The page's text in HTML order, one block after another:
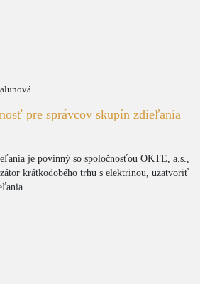
pre správcov skupín zdieľania
je povinný so spoločnosťou OKTE, a.s.,
krátkodobého trhu s elektrinou, uzatvoriť